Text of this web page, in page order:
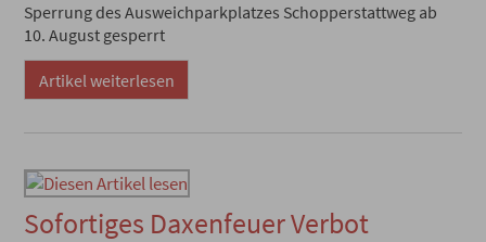
Sperrung des Ausweichparkplatzes Schopperstattweg ab
10. August gesperrt
Artikel weiterlesen
Sofortiges Daxenfeuer Verbot